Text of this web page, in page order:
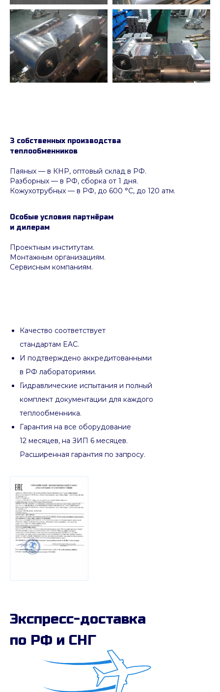
3 собственных производства
теплообменников
Паяных — в КНР, оптовый склад в РФ.
Разборных — в РФ, сборка от 1 дня.
Кожухотрубных — в РФ, до 600 °C, до 120 атм.
Особые условия партнёрам
и дилерам
Проектным институтам.
Монтажным организациям.
Сервисным компаниям.
Качество соответствует
стандартам EAC.
И подтверждено аккредитованными
в РФ лабораториями.
Гидравлические испытания и полный
комплект документации для каждого
теплообменника.
Гарантия на все оборудование
12 месяцев, на ЗИП 6 месяцев.
Расширенная гарантия по запросу.
Экспресс-доставка
по РФ и СНГ